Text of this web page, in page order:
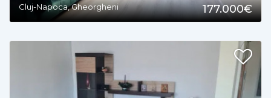
Cluj-Napoca, Gheorgheni 177.000€